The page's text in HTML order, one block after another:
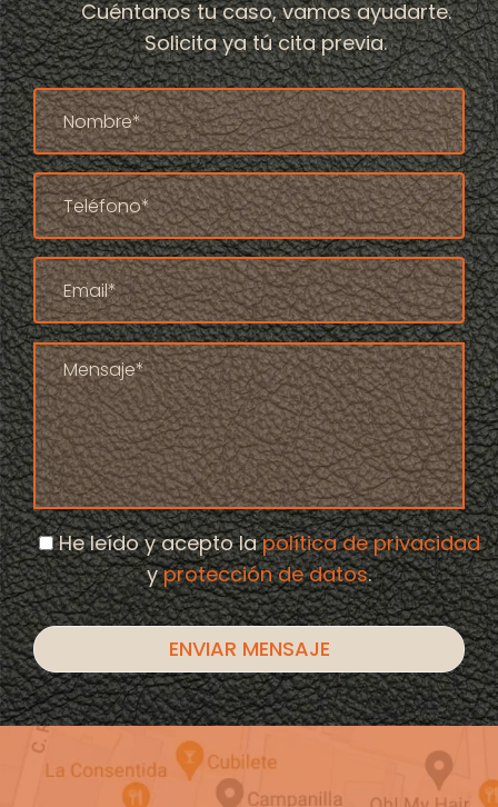
Cuéntanos tu caso, vamos ayudarte.
Solicita ya tú cita previa.
He leído y acepto lapolítica de privacidad
yprotección de datos.